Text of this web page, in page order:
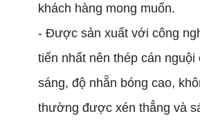
khách hàng mong muốn.
- Được sản xuất với công
tiến nhất nên thép cán nguội
sáng, độ nhẵn bóng cao,
thường được xén thẳng và